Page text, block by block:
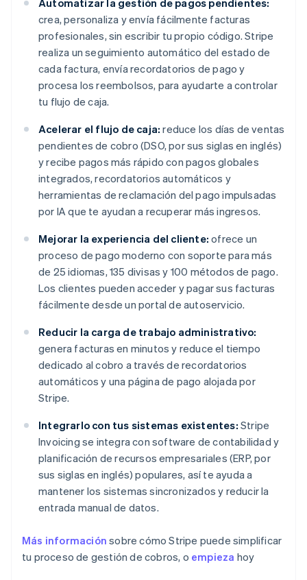
Automatizar la gestión de pagos pendientes:
crea, personaliza y envía fácilmente facturas
profesionales, sin escribir tu propio código. Stripe
realiza un seguimiento automático del estado de
cada factura, envía recordatorios de pago y
procesa los reembolsos, para ayudarte a controlar
tu flujo de caja.
Acelerar el flujo de caja: reduce los días de ventas
pendientes de cobro (DSO, por sus siglas en inglés)
y recibe pagos más rápido con pagos globales
integrados, recordatorios automáticos y
herramientas de reclamación del pago impulsadas
por IA que te ayudan a recuperar más ingresos.
Mejorar la experiencia del cliente: ofrece un
proceso de pago moderno con soporte para más
de 25 idiomas, 135 divisas y 100 métodos de pago.
Los clientes pueden acceder y pagar sus facturas
fácilmente desde un portal de autoservicio.
Reducir la carga de trabajo administrativo:
genera facturas en minutos y reduce el tiempo
dedicado al cobro a través de recordatorios
automáticos y una página de pago alojada por
Stripe.
Integrarlo con tus sistemas existentes: Stripe
Invoicing se integra con software de contabilidad y
planificación de recursos empresariales (ERP, por
sus siglas en inglés) populares, así te ayuda a
mantener los sistemas sincronizados y reducir la
entrada manual de datos.
Más información sobre cómo Stripe puede simplificar
tu proceso de gestión de cobros, o empieza hoy